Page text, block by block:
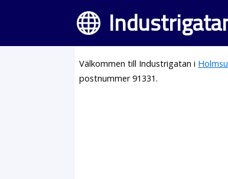
Välkommen till Industrigatan i
postnummer 91331.